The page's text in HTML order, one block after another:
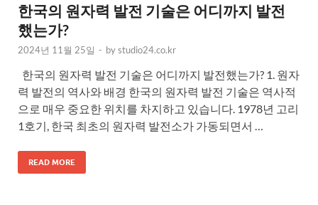
한국의 원자력 발전 기술은 어디까지 발전
했는가?
2024년 11월 25일 - bystudio24.co.kr
한국의 원자력 발전 기술은 어디까지 발전했는가? 1. 원자
력 발전의 역사와 배경 한국의 원자력 발전 기술은 역사적
으로 매우 중요한 위치를 차지하고 있습니다. 1978년 고리
1호기, 한국 최초의 원자력 발전소가 가동되면서 …
READ MORE